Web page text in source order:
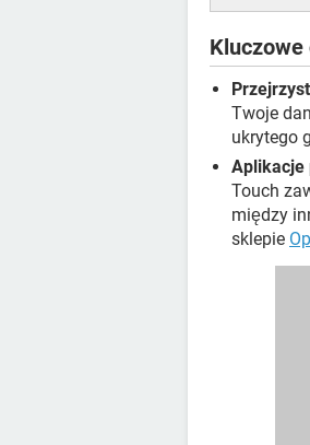
Kluczowe
Twoje
ukrytego
Aplikacje
Touch
między
sklepie